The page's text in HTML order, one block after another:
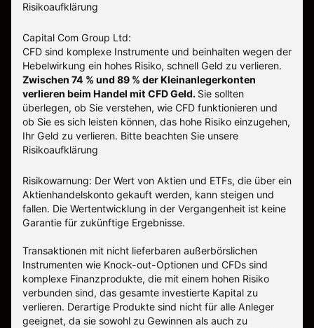
Risikoaufklärung
Capital Com Group Ltd:
CFD sind komplexe Instrumente und beinhalten wegen der
Hebelwirkung ein hohes Risiko, schnell Geld zu verlieren.
Zwischen 74 % und 89 % der Kleinanlegerkonten
verlieren beim Handel mit CFD Geld. Sie sollten
überlegen, ob Sie verstehen, wie CFD funktionieren und
ob Sie es sich leisten können, das hohe Risiko einzugehen,
Ihr Geld zu verlieren. Bitte beachten Sie unsere
Risikoaufklärung
Risikowarnung: Der Wert von Aktien und ETFs, die über ein
Aktienhandelskonto gekauft werden, kann steigen und
fallen. Die Wertentwicklung in der Vergangenheit ist keine
Garantie für zukünftige Ergebnisse.
Transaktionen mit nicht lieferbaren außerbörslichen
Instrumenten wie Knock-out-Optionen und CFDs sind
komplexe Finanzprodukte, die mit einem hohen Risiko
verbunden sind, das gesamte investierte Kapital zu
verlieren. Derartige Produkte sind nicht für alle Anleger
geeignet, da sie sowohl zu Gewinnen als auch zu